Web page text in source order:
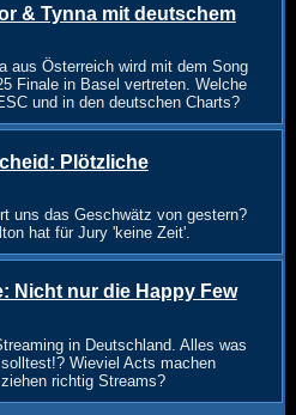
& Tynna mit deutschem
aus Österreich wird mit dem Song
Finale in Basel vertreten. Welche
und in den deutschen Charts?
Plötzliche
uns das Geschwätz von gestern?
hat für Jury 'keine Zeit'.
Nicht nur die Happy Few
in Deutschland. Alles was
Wieviel Acts machen
richtig Streams?